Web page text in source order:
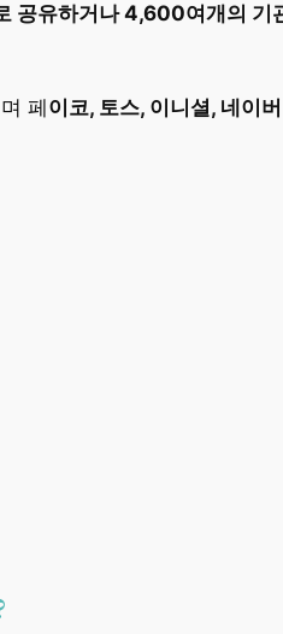
공유하거나 4,600여개의 기
페 이코, 토스, 이니셜, 네이